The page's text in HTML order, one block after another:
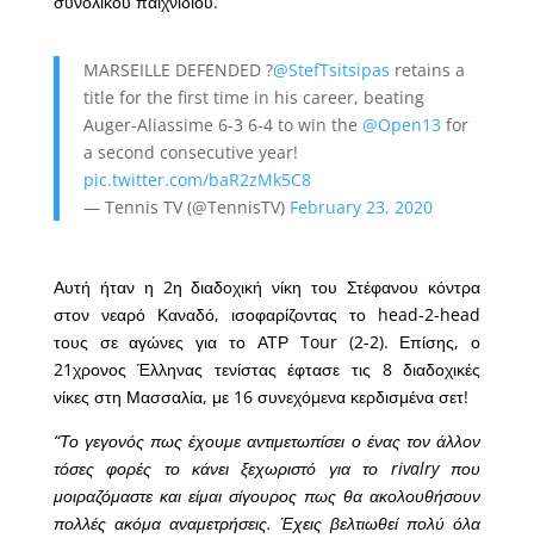
MARSEILLE DEFENDED ?@StefTsitsipas retains a
title for the first time in his career, beating
Auger-Aliassime 6-3 6-4 to win the @Open13 for
a second consecutive year!
pic.twitter.com/baR2zMk5C8
— Tennis TV (@TennisTV) February 23, 2020
Αυτή ήταν η 2η διαδοχική νίκη του Στέφανου κόντρα
στον νεαρό Καναδό, ισοφαρίζοντας το head-2-head
τους σε αγώνες για το ΑΤΡ Tour (2-2). Επίσης, ο
21χρονος Έλληνας τενίστας έφτασε τις 8 διαδοχικές
νίκες στη Μασσαλία, με 16 συνεχόμενα κερδισμένα σετ!
“Το γεγονός πως έχουμε αντιμετωπίσει ο ένας τον άλλον
τόσες φορές το κάνει ξεχωριστό για το rivalry που
μοιραζόμαστε και είμαι σίγουρος πως θα ακολουθήσουν
πολλές ακόμα αναμετρήσεις. Έχεις βελτιωθεί πολύ όλα